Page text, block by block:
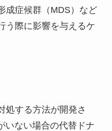
成症候群（MDS）など
う際に影響を与えるケ
処する方法が開発さ
いない場合の代替ドナ